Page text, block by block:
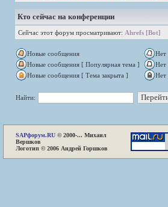
Кто сейчас на конференции
Сейчас этот форум просматривают: Ahrefs [Bot]
Новые сообщения
Нет
Новые сообщения [ Популярная тема ]
Нет
Новые сообщения [ Тема закрыта ]
Нет
Найти:
SAPфорум.RU © 2000-... Михаил
Вершков
Логотип © 2006 Андрей Горшков